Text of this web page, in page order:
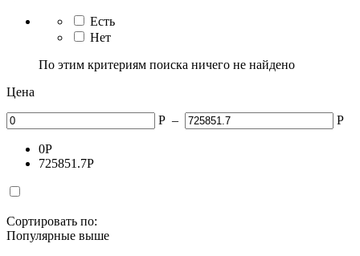
Есть
Нет
По этим критериям поиска ничего не найдено
Цена
Р – Р
0Р
725851.7Р
Сортировать по:
Популярные выше